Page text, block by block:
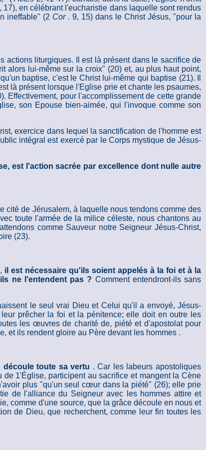
17), en célébrant l'eucharistie dans laquelle sont rendus
ineffable" (2 Cor . 9, 15) dans le Christ Jésus, "pour la
actions liturgiques. Il est là présent dans le sacrifice de
alors lui-même sur la croix" (20) et, au plus haut point,
baptise, c'est le Christ lui-même qui baptise (21). Il
là présent lorsque l'Eglise prie et chante les psaumes,
Effectivement, pour l'accomplissement de cette grande
son Epouse bien-aimée, qui l'invoque comme son
exercice dans lequel la sanctification de l'homme est
intégral est exercé par le Corps mystique de Jésus-
est l'action sacrée par excellence dont nulle autre
cité de Jérusalem, à laquelle nous tendons comme des
toute l'armée de la milice céleste, nous chantons au
comme Sauveur notre Seigneur Jésus-Christ,
(23).
il est nécessaire qu'ils soient appelés à la foi et à la
ne l'entendent pas ? Comment entendront-ils sans
le seul vrai Dieu et Celui qu'il a envoyé, Jésus-
prêcher la foi et la pénitence; elle doit en outre les
les œuvres de charité de, piété et d'apostolat pour
et ils rendent gloire au Père devant les hommes .
toute sa vertu . Car les labeurs apostoliques
1'Église, participent au sacrifice et mangent la Cène
plus "qu'un seul cœur dans la piété" (26); elle prie
de l'alliance du Seigneur avec les hommes attire et
comme d'une source, que la grâce découle en nous et
de Dieu, que recherchent, comme leur fin toutes les